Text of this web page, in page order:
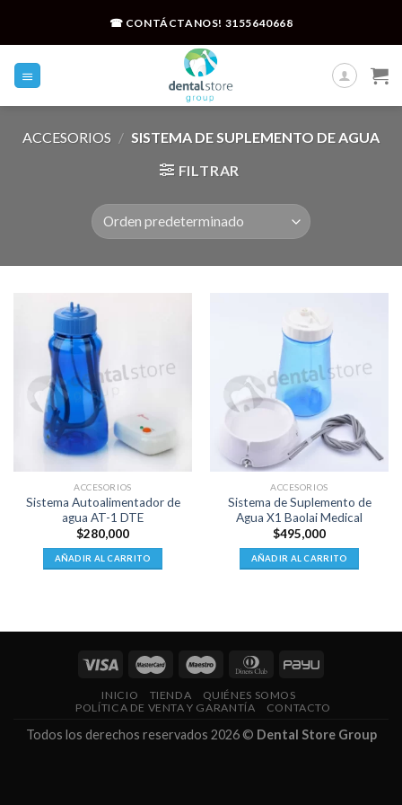
☎ CONTÁCTANOS! 3155640668
ACCESORIOS / SISTEMA DE SUPLEMENTO DE AGUA
FILTRAR
ACCESORIOS
Sistema Autoalimentador de
agua AT-1 DTE
$280,000
AÑADIR AL CARRITO
ACCESORIOS
Sistema de Suplemento de
Agua X1 Baolai Medical
$495,000
AÑADIR AL CARRITO
INICIO TIENDA
QUIÉNES SOMOS
POLÍTICA DE VENTA Y GARANTÍA
CONTACTO
Todos los derechos reservados 2026 © Dental Store Group